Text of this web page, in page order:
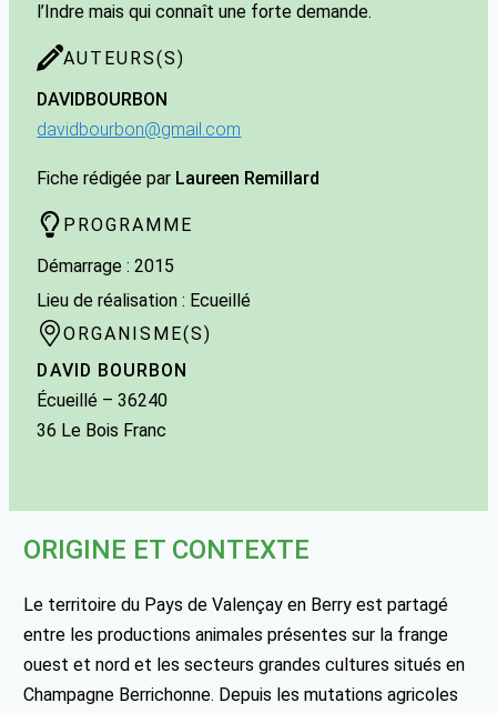
l’Indre mais qui connaît une forte demande.
AUTEURS(S)
DAVIDBOURBON
davidbourbon@gmail.com
Fiche rédigée par Laureen Remillard
PROGRAMME
Démarrage : 2015
Lieu de réalisation : Ecueillé
ORGANISME(S)
DAVID BOURBON
Écueillé – 36240
36 Le Bois Franc
ORIGINE ET CONTEXTE
Le territoire du Pays de Valençay en Berry est partagé
entre les productions animales présentes sur la frange
ouest et nord et les secteurs grandes cultures situés en
Champagne Berrichonne. Depuis les mutations agricoles